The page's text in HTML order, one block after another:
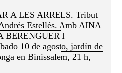
A LES ARRELS. Tribut
Estellés. Amb AINA
BERENGUER I
10 de agosto, jardín de
en Binissalem, 21 h,